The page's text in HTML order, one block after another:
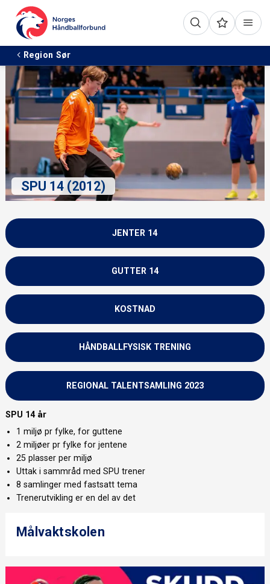
Region Sør
SPU 14 (2012)
JENTER 14
GUTTER 14
KOSTNAD
HÅNDBALLFYSISK TRENING
REGIONAL TALENTSAMLING 2023
SPU 14 år
1 miljø pr fylke, for guttene
2 miljøer pr fylke for jentene
25 plasser per miljø
Uttak i sammråd med SPU trener
8 samlinger med fastsatt tema
Trenerutvikling er en del av det
Målvaktskolen